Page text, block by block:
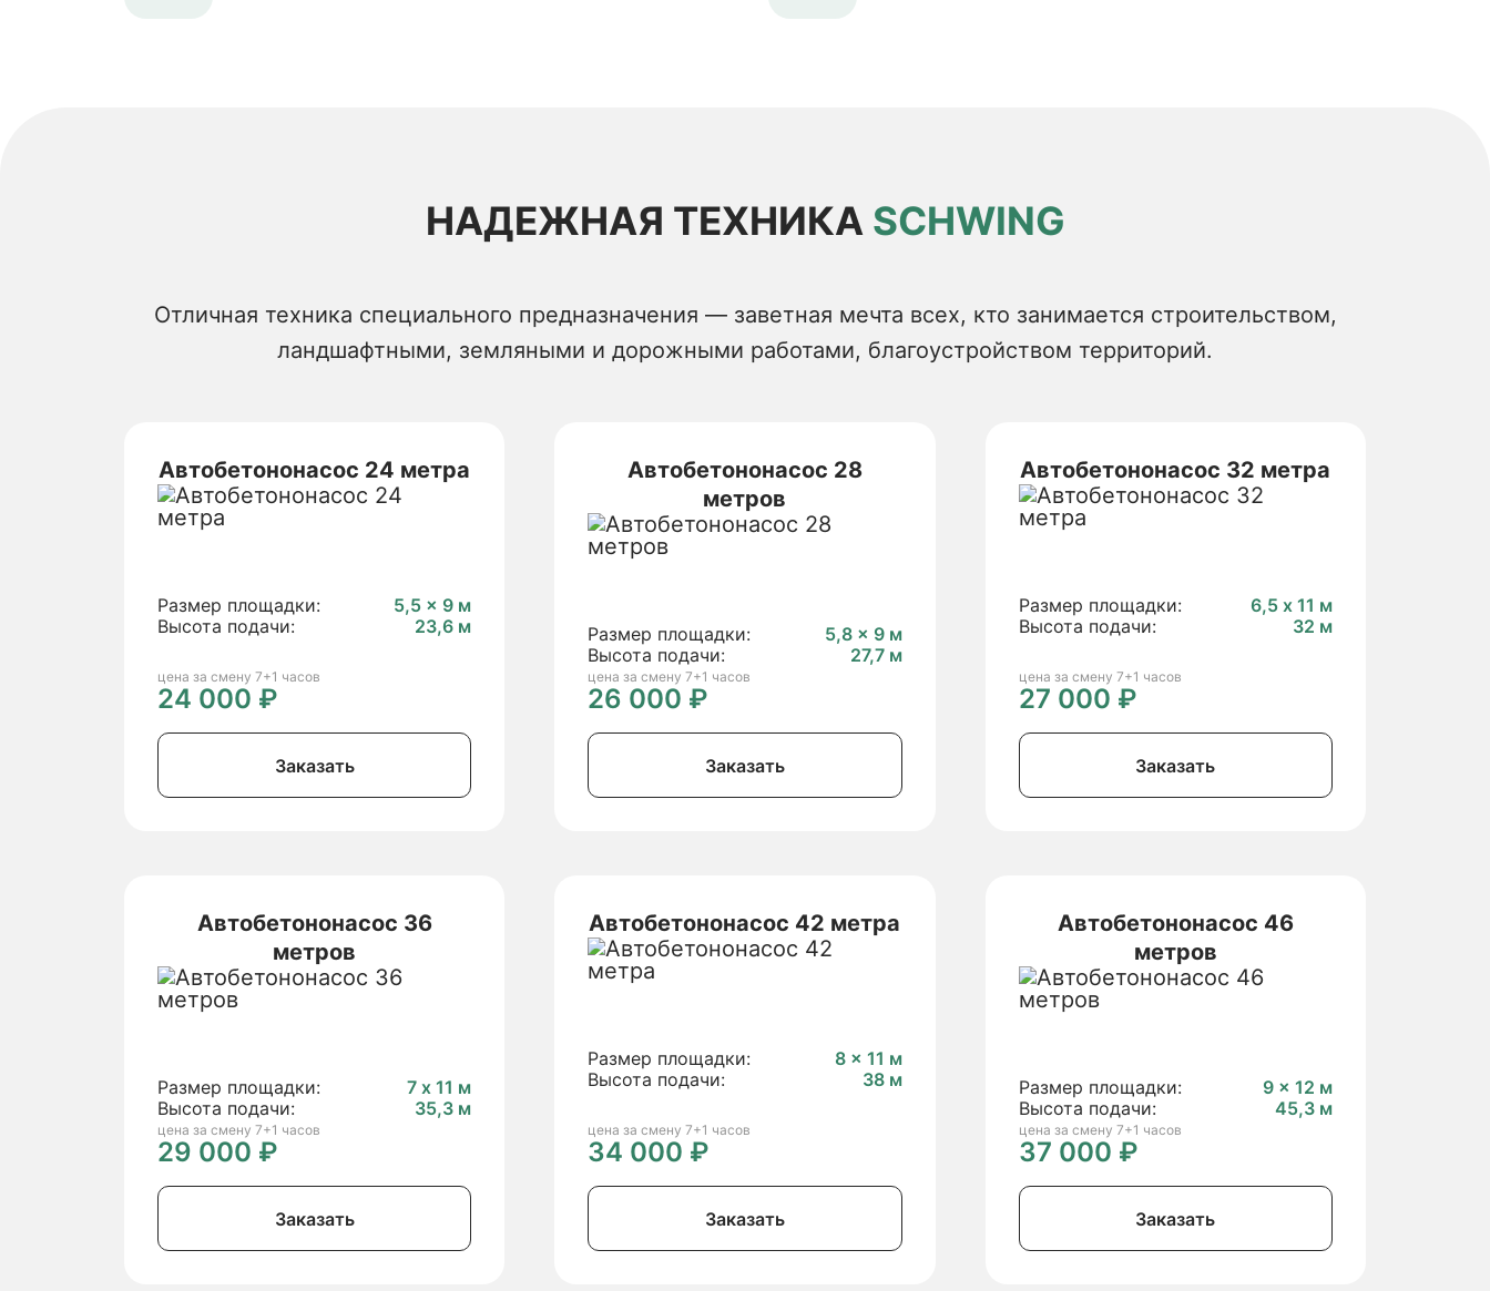
НАДЕЖНАЯ ТЕХНИКА SCHWING
Отличная техника специального предназначения — заветная мечта всех, кто занимается строительством,
ландшафтными, земляными и дорожными работами, благоустройством территорий.
Автобетононасос 24 метра
Размер площадки:
5,5 × 9 м
Высота подачи:
23,6 м
цена за смену 7+1 часов
24 000 ₽
Заказать
Автобетононасос 28
метров
Размер площадки:
5,8 × 9 м
Высота подачи:
27,7 м
цена за смену 7+1 часов
26 000 ₽
Заказать
Автобетононасос 32 метра
Размер площадки:
6,5 х 11 м
Высота подачи:
32 м
цена за смену 7+1 часов
27 000 ₽
Заказать
Автобетононасос 36
метров
Размер площадки:
7 х 11 м
Высота подачи:
35,3 м
цена за смену 7+1 часов
29 000 ₽
Заказать
Автобетононасос 42 метра
Размер площадки:
8 × 11 м
Высота подачи:
38 м
цена за смену 7+1 часов
34 000 ₽
Заказать
Автобетононасос 46
метров
Размер площадки:
9 × 12 м
Высота подачи:
45,3 м
цена за смену 7+1 часов
37 000 ₽
Заказать